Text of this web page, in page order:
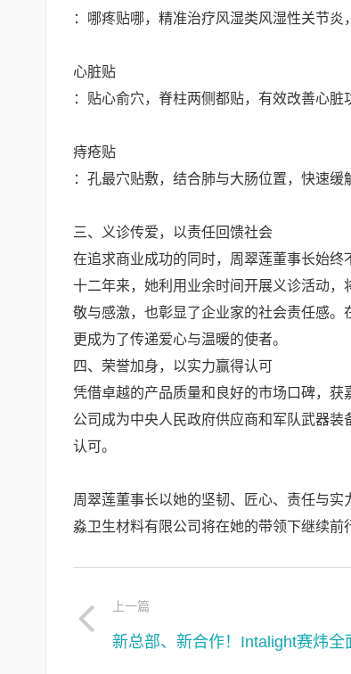
：哪疼贴哪，精准治疗风湿类风湿性关节炎
心脏贴
：贴心俞穴，脊柱两侧都贴，有效改善心脏
痔疮贴
：孔最穴贴敷，结合肺与大肠位置，快速缓
三、义诊传爱，以责任回馈社会
在追求商业成功的同时，周翠莲董事长始终
十二年来，她利用业余时间开展义诊活动
敬与感激，也彰显了企业家的社会责任感。
更成为了传递爱心与温暖的使者。
四、荣誉加身，以实力赢得认可
凭借卓越的产品质量和良好的市场口碑，获
公司成为中央人民政府供应商和军队武器
认可。
周翠莲董事长以她的坚韧、匠心、责任与
淼卫生材料有限公司将在她的带领下继续前
上一篇